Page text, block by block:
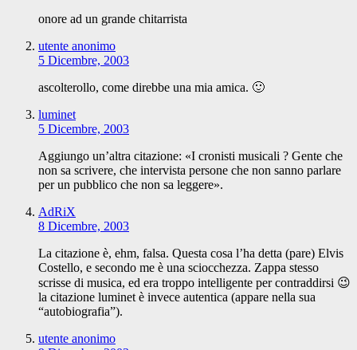
onore ad un grande chitarrista
utente anonimo
5 Dicembre, 2003
ascolterollo, come direbbe una mia amica. 🙂
luminet
5 Dicembre, 2003
Aggiungo un’altra citazione: «I cronisti musicali ? Gente che
non sa scrivere, che intervista persone che non sanno parlare
per un pubblico che non sa leggere».
AdRiX
8 Dicembre, 2003
La citazione è, ehm, falsa. Questa cosa l’ha detta (pare) Elvis
Costello, e secondo me è una sciocchezza. Zappa stesso
scrisse di musica, ed era troppo intelligente per contraddirsi 😉
la citazione luminet è invece autentica (appare nella sua
“autobiografia”).
utente anonimo